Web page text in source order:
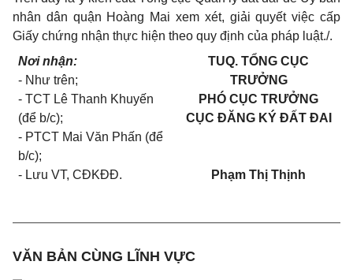
nhân dân quận Hoàng Mai xem xét, giải quyết việc cấp
Giấy chứng nhận thực hiện theo quy định của pháp luật./.
Nơi nhận:
- Như trên;
- TCT Lê Thanh Khuyến
(để b/c);
- PTCT Mai Văn Phấn (để
b/c);
- Lưu VT, CĐKĐĐ.
TUQ. TỔNG CỤC
TRƯỞNG
PHÓ CỤC TRƯỞNG
CỤC ĐĂNG KÝ ĐẤT ĐAI
Phạm Thị Thịnh
VĂN BẢN CÙNG LĨNH VỰC